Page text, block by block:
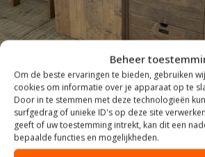
Beheer
Om de beste ervaringen te bieden, gebruiken
cookies om informatie over je apparaat op te
Door in te stemmen met deze technologieën
surfgedrag of unieke ID's op deze site
geeft of uw toestemming intrekt, kan dit een
bepaalde functies en mogelijkheden.